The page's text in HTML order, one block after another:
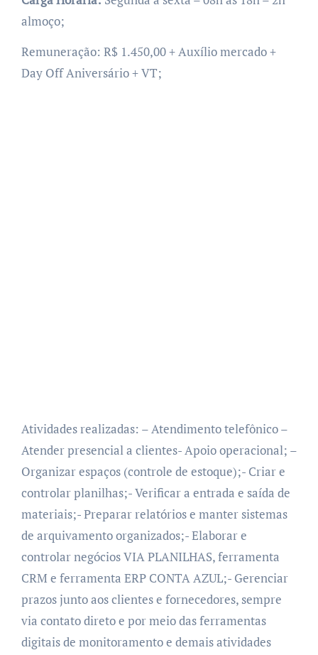
almoço;
Remuneração: R$ 1.450,00 + Auxílio mercado +
Day Off Aniversário + VT;
Atividades realizadas: – Atendimento telefônico –
Atender presencial a clientes- Apoio operacional; –
Organizar espaços (controle de estoque);- Criar e
controlar planilhas;- Verificar a entrada e saída de
materiais;- Preparar relatórios e manter sistemas
de arquivamento organizados;- Elaborar e
controlar negócios VIA PLANILHAS, ferramenta
CRM e ferramenta ERP CONTA AZUL;- Gerenciar
prazos junto aos clientes e fornecedores, sempre
via contato direto e por meio das ferramentas
digitais de monitoramento e demais atividades